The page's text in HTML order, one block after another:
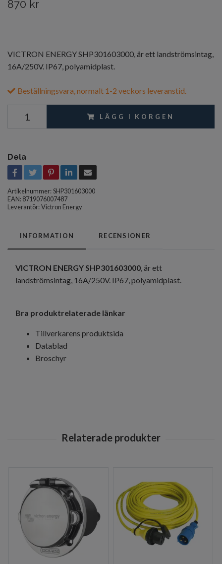
870 kr
VICTRON ENERGY SHP301603000, är ett landströmsintag,
16A/250V. IP67, polyamidplast.
Beställningsvara, normalt 1-2 veckors leveranstid.
LÄGG I KORGEN
Dela
Artikelnummer:SHP301603000
EAN: 8719076007487
Leverantör:Victron Energy
INFORMATION RECENSIONER
VICTRON ENERGY SHP301603000, är ett
landströmsintag, 16A/250V. IP67, polyamidplast.
Bra produktrelaterade länkar
Tillverkarens produktsida
Datablad
Broschyr